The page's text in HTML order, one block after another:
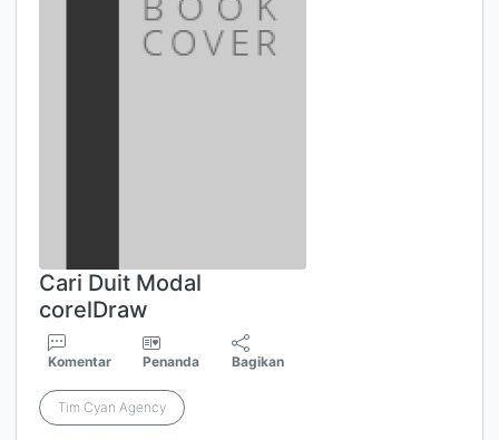
Cari Duit Modal
corelDraw
Komentar Penanda Bagikan
Tim Cyan Agency